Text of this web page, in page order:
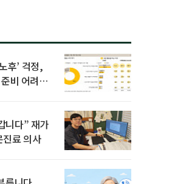
후’ 걱정,
비 어려
니다” 재가
진료 의사